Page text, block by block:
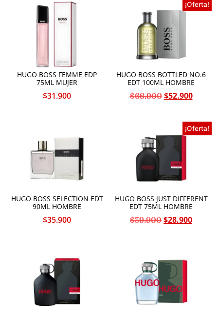
HUGO BOSS FEMME EDP
75ML MUJER
$31.900
¡Oferta!
HUGO BOSS BOTTLED NO.6
EDT 100ML HOMBRE
$68.900 $52.900
HUGO BOSS SELECTION EDT
90ML HOMBRE
$35.900
¡Oferta!
HUGO BOSS JUST DIFFERENT
EDT 75ML HOMBRE
$39.900 $28.900